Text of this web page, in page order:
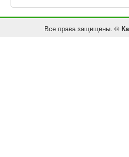
Все права защищены. ©